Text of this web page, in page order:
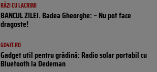
RÂZI CU LACRIMI
BANCUL ZILEI. Badea Gheorghe: – Nu pot face
dragoste!
GO4IT.RO
Gadget util pentru grădină: Radio solar portabil cu
Bluetooth la Dedeman